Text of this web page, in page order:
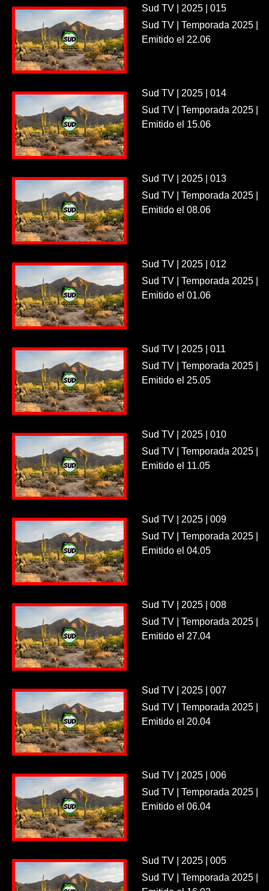
Sud TV | 2025 | 015
Sud TV | Temporada 2025 |
Emitido el 22.06
Sud TV | 2025 | 014
Sud TV | Temporada 2025 |
Emitido el 15.06
Sud TV | 2025 | 013
Sud TV | Temporada 2025 |
Emitido el 08.06
Sud TV | 2025 | 012
Sud TV | Temporada 2025 |
Emitido el 01.06
Sud TV | 2025 | 011
Sud TV | Temporada 2025 |
Emitido el 25.05
Sud TV | 2025 | 010
Sud TV | Temporada 2025 |
Emitido el 11.05
Sud TV | 2025 | 009
Sud TV | Temporada 2025 |
Emitido el 04.05
Sud TV | 2025 | 008
Sud TV | Temporada 2025 |
Emitido el 27.04
Sud TV | 2025 | 007
Sud TV | Temporada 2025 |
Emitido el 20.04
Sud TV | 2025 | 006
Sud TV | Temporada 2025 |
Emitido el 06.04
Sud TV | 2025 | 005
Sud TV | Temporada 2025 |